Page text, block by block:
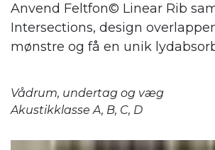
Anvend Feltfon© Linear Rib
Intersections, design
mønstre og få en unik
Vådrum, undertag og væg
Akustikklasse A, B, C, D